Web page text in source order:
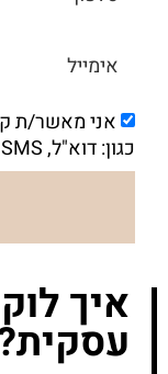
אני מאשר/ת
כגון: דוא"ל, SMS וכד' )
איך